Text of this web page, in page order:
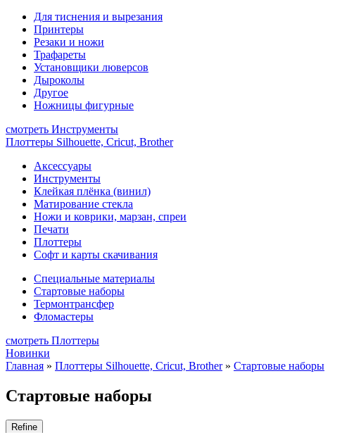
Для тиснения и вырезания
Принтеры
Резаки и ножи
Трафареты
Установщики люверсов
Дыроколы
Другое
Ножницы фигурные
смотреть Инструменты
Плоттеры Silhouette, Cricut, Brother
Аксессуары
Инструменты
Клейкая плёнка (винил)
Матирование стекла
Ножи и коврики, марзан, спреи
Печати
Плоттеры
Софт и карты скачивания
Специальные материалы
Стартовые наборы
Термонтрансфер
Фломастеры
смотреть Плоттеры
Новинки
Главная » Плоттеры Silhouette, Cricut, Brother » Стартовые наборы
Стартовые наборы
Refine